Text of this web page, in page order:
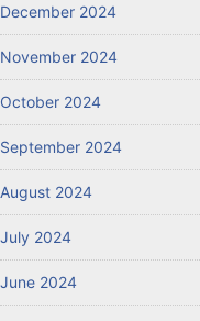
December 2024
November 2024
October 2024
September 2024
August 2024
July 2024
June 2024